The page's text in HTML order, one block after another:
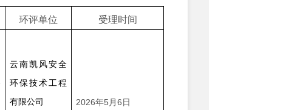
环评单位 受理时间
云南凯风安全
环保技术工程
有限公司 2026年5 月6日